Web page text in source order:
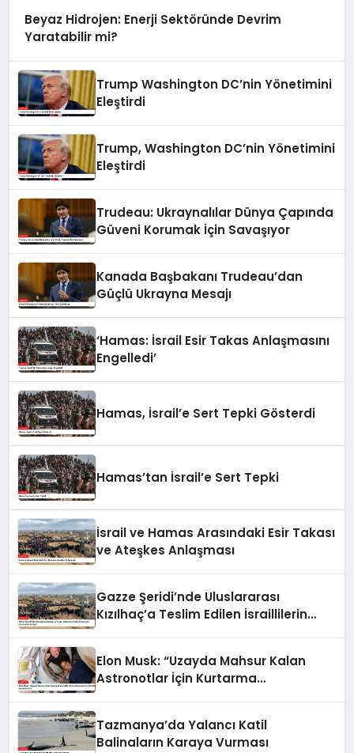
Beyaz Hidrojen: Enerji Sektöründe Devrim
Yaratabilir mi?
Trump Washington DC’nin Yönetimini
Eleştirdi
Trump, Washington DC’nin Yönetimini
Eleştirdi
Trudeau: Ukraynalılar Dünya Çapında
Güveni Korumak İçin Savaşıyor
Kanada Başbakanı Trudeau’dan
Güçlü Ukrayna Mesajı
‘Hamas: İsrail Esir Takas Anlaşmasını
Engelledi’
Hamas, İsrail’e Sert Tepki Gösterdi
Hamas’tan İsrail’e Sert Tepki
İsrail ve Hamas Arasındaki Esir Takası
ve Ateşkes Anlaşması
Gazze Şeridi’nde Uluslararası
Kızılhaç’a Teslim Edilen İsraillilerin
Elon Musk: “Uzayda Mahsur Kalan
Astronotlar İçin Kurtarma
Tazmanya’da Yalancı Katil
Balinaların Karaya Vurması